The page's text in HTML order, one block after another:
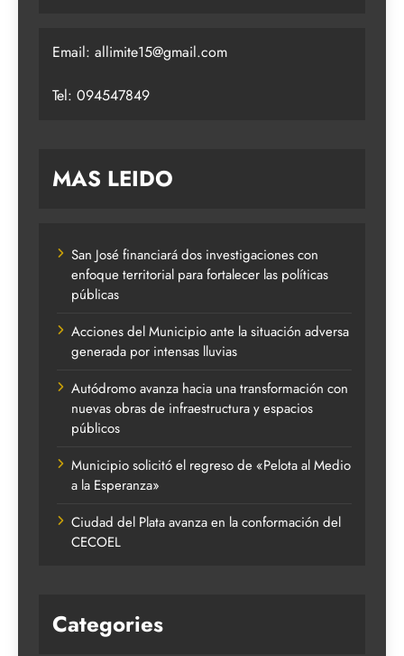
Email: allimite15@gmail.com
Tel: 094547849
MAS LEIDO
San José financiará dos investigaciones con
enfoque territorial para fortalecer las políticas
públicas
Acciones del Municipio ante la situación adversa
generada por intensas lluvias
Autódromo avanza hacia una transformación con
nuevas obras de infraestructura y espacios
públicos
Municipio solicitó el regreso de «Pelota al Medio
a la Esperanza»
Ciudad del Plata avanza en la conformación del
CECOEL
Categories